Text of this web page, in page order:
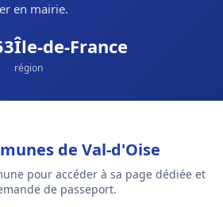
en mairie.
Île-de-France
région
de Val-d'Oise
pour accéder à sa page dédiée et
de passeport.